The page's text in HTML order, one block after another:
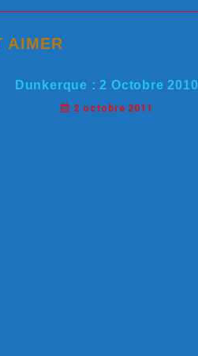
AIMER
Dunkerque : 2 Octobre 2010
2 octobre 2011